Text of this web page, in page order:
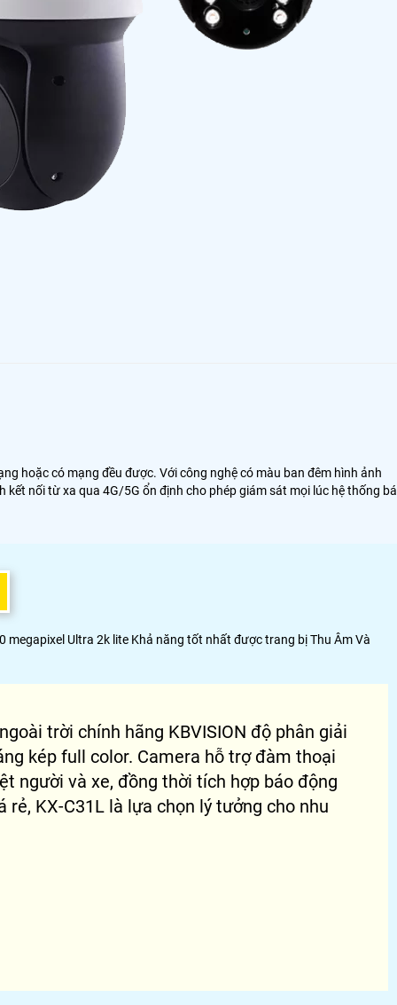
hoặc có mạng đều được. Với công nghệ có màu ban đêm hình ảnh
nối từ xa qua 4G/5G ổn định cho phép giám sát mọi lúc hệ thống
megapixel Ultra 2k lite Khả năng tốt nhất được trang bị Thu Âm Và
trời chính hãng KBVISION độ phân giải
kép full color. Camera hỗ trợ đàm thoại
người và xe, đồng thời tích hợp báo động
KX-C31L là lựa chọn lý tưởng cho nhu